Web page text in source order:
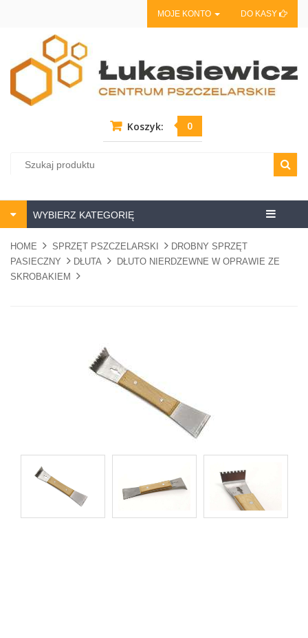
MOJE KONTO DO KASY
Koszyk: 0
Centrum
WYBIERZ KATEGORIĘ
HOME SPRZĘT PSZCZELARSKI
DROBNY SPRZĘT
PASIECZNY
DŁUTA
DŁUTO NIERDZEWNE W OPRAWIE ZE
SKROBAKIEM